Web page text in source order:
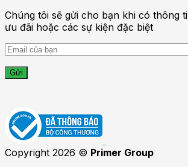
Chúng tôi sẽ gửi cho bạn khi có thông
ưu đãi hoặc các sự kiện đặc biệt
Copyright 2026 © Primer Group